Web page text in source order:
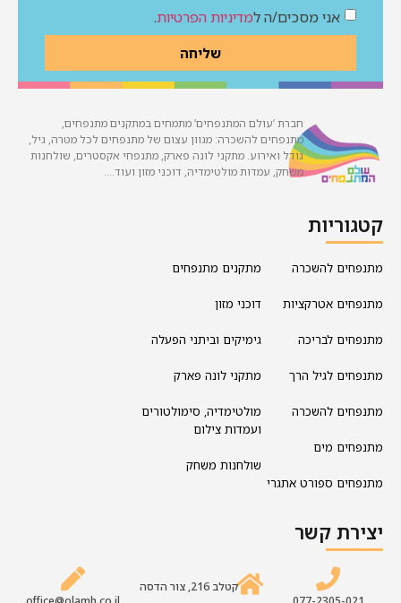
אני מסכים/ה למדיניות הפרטיות.
שליחה
חברת ‘עולם המתנפחים’ מתמחים במתקנים מתנפחים,
מתנפחים להשכרה: מגוון עצום של מתנפחים לכל מטרה, גיל,
גודל ואירוע. מתקני לונה פארק, מתנפחי אקסטרים, שולחנות
משחק, עמדות מולטימדיה, דוכני מזון ועוד….
קטגוריות
מתנפחים להשכרה
מתנפחים אטרקציות
מתנפחים לבריכה
מתנפחים לגיל הרך
מתנפחים להשכרה
מתנפחים מים
מתנפחים ספורט אתגרי
מתקנים מתנפחים
דוכני מזון
גימיקים וביתני הפעלה
מתקני לונה פארק
מולטימדיה, סימולטורים
ועמדות צילום
שולחנות משחק
יצירת קשר
קטלב 216, צור הדסה